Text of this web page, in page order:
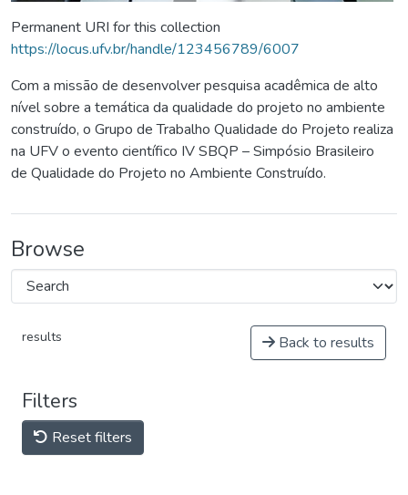
Permanent URI for this collection
https://locus.ufv.br/handle/123456789/6007
Com a missão de desenvolver pesquisa acadêmica de alto
nível sobre a temática da qualidade do projeto no ambiente
construído, o Grupo de Trabalho Qualidade do Projeto realiza
na UFV o evento científico IV SBQP – Simpósio Brasileiro
de Qualidade do Projeto no Ambiente Construído.
Browse
results Back to results
Filters
Reset filters